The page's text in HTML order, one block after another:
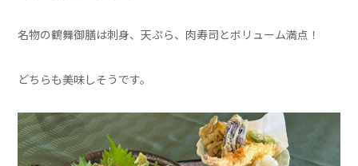
名物の鶴舞御膳は刺身、天ぷら、肉寿司とボリューム満点！
どちらも美味しそうです。